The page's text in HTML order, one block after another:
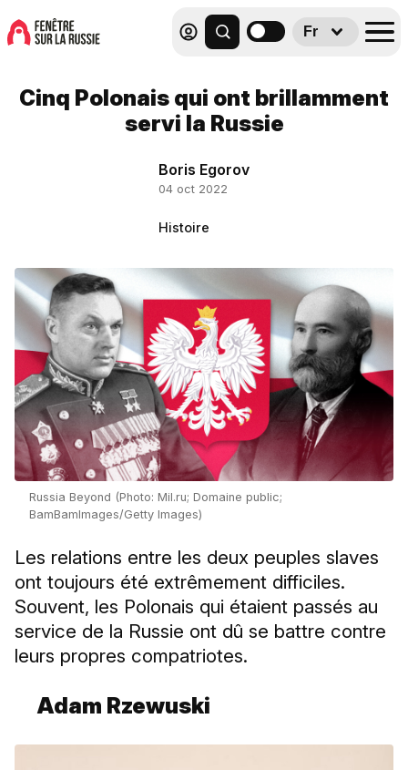
Fr
Cinq Polonais qui ont brillamment
servi la Russie
Boris Egorov
04 oct 2022
Histoire
Russia Beyond (Photo: Mil.ru; Domaine public;
BamBamImages/Getty Images)
Les relations entre les deux peuples slaves
ont toujours été extrêmement difficiles.
Souvent, les Polonais qui étaient passés au
service de la Russie ont dû se battre contre
leurs propres compatriotes.
Adam Rzewuski